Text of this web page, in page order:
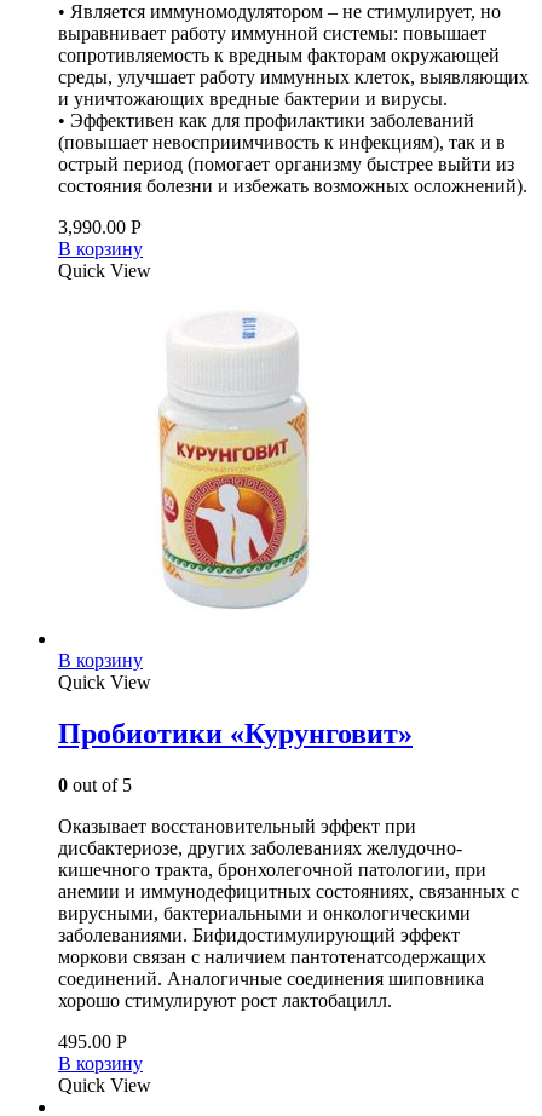
• Является иммуномодулятором – не стимулирует, но
выравнивает работу иммунной системы: повышает
сопротивляемость к вредным факторам окружающей
среды, улучшает работу иммунных клеток, выявляющих
и уничтожающих вредные бактерии и вирусы.
• Эффективен как для профилактики заболеваний
(повышает невосприимчивость к инфекциям), так и в
острый период (помогает организму быстрее выйти из
состояния болезни и избежать возможных осложнений).
3,990.00 Р
В корзину
Quick View
В корзину
Quick View
Пробиотики «Курунговит»
0 out of 5
Оказывает восстановительный эффект при
дисбактериозе, других заболеваниях желудочно-
кишечного тракта, бронхолегочной патологии, при
анемии и иммунодефицитных состояниях, связанных с
вирусными, бактериальными и онкологическими
заболеваниями. Бифидостимулирующий эффект
моркови связан с наличием пантотенатсодержащих
соединений. Аналогичные соединения шиповника
хорошо стимулируют рост лактобацилл.
495.00 Р
В корзину
Quick View